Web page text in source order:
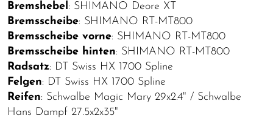
Bremshebel: SHIMANO Deore XT
Bremsscheibe: SHIMANO RT-MT800
Bremsscheibe vorne: SHIMANO RT-MT800
Bremsscheibe hinten: SHIMANO RT-MT800
Radsatz: DT Swiss HX 1700 Spline
Felgen: DT Swiss HX 1700 Spline
Reifen: Schwalbe Magic Mary 29x2.4" / Schwalbe
Hans Dampf 27.5x2x35"